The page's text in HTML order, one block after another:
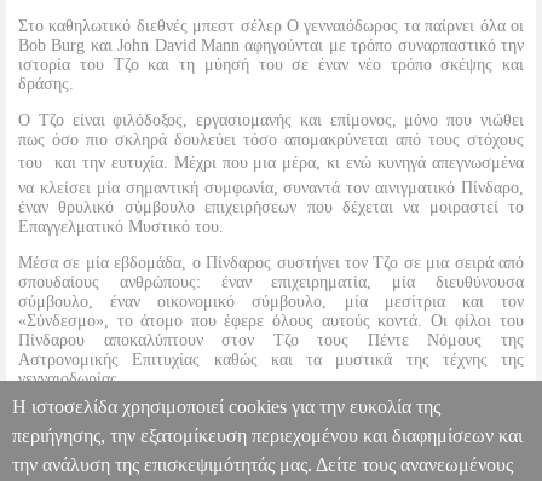
Στο καθηλωτικό διεθνές μπεστ σέλερ Ο γενναιόδωρος τα παίρνει όλα οι
Bob Burg και John David Mann αφηγούνται με τρόπο συναρπαστικό την
ιστορία του Τζο και τη μύησή του σε έναν νέο τρόπο σκέψης και
δράσης.
Ο Τζο είναι φιλόδοξος, εργασιομανής και επίμονος, μόνο που νιώθει
πως όσο πιο σκληρά δουλεύει τόσο απομακρύνεται από τους στόχους
του  και την ευτυχία. Μέχρι που μια μέρα, κι ενώ κυνηγά απεγνωσμένα
να κλείσει μία σημαντική συμφωνία, συναντά τον αινιγματικό Πίνδαρο,
έναν θρυλικό σύμβουλο επιχειρήσεων που δέχεται να μοιραστεί το
Επαγγελματικό Μυστικό του.
Μέσα σε μία εβδομάδα, ο Πίνδαρος συστήνει τον Τζο σε μια σειρά από
σπουδαίους ανθρώπους: έναν επιχειρηματία, μία διευθύνουσα
σύμβουλο, έναν οικονομικό σύμβουλο, μία μεσίτρια και τον
«Σύνδεσμο», το άτομο που έφερε όλους αυτούς κοντά. Οι φίλοι του
Πίνδαρου αποκαλύπτουν στον Τζο τους Πέντε Νόμους της
Αστρονομικής Επιτυχίας καθώς και τα μυστικά της τέχνης της
γενναιοδωρίας.
Και τότε όλα αλλάζουν...
Ο ΓΕΝΝΑΙΟΔΩΡΟΣ ΤΑ ΠΑΙΡΝΕΙ ΟΛΑ BKS.0081048
Η ιστοσελίδα χρησιμοποιεί cookies για την ευκολία της
περιήγησης, την εξατομίκευση περιεχομένου και διαφημίσεων και
την ανάλυση της επισκεψιμότητάς μας. Δείτε τους ανανεωμένους